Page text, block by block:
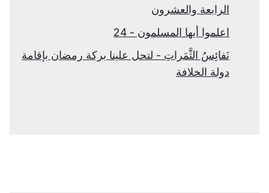
الرابعة والعشرون
اعلموا أيها المسلمون - 24
نَفائِسُ الثَّمَراتِ - لتحل علينا بركة رمضان بإقامة
دولة الخلافة